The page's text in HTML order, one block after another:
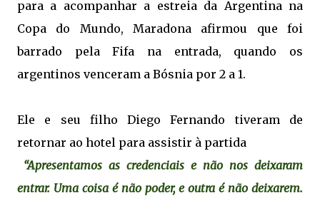
para a acompanhar a estreia da Argentina na
Copa do Mundo, Maradona afirmou que foi
barrado pela Fifa na entrada, quando os
argentinos venceram a Bósnia por 2 a 1.
Ele e seu filho Diego Fernando tiveram de
retornar ao hotel para assistir à partida
“Apresentamos as credenciais e não nos deixaram
entrar. Uma coisa é não poder, e outra é não deixarem.